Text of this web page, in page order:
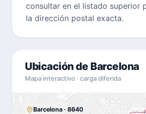
consultar en el listado superior
la dirección postal exacta.
Ubicación de Barcelona
Mapa interactivo · carga diferida
Barcelona · 8640